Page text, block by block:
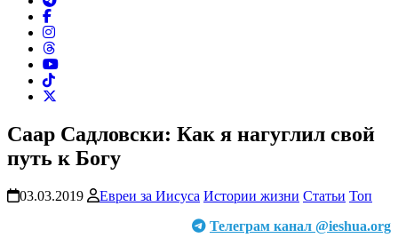
Саар Садловски: Как я нагуглил свой
путь к Богу
03.03.2019 Евреи за Иисуса Истории жизни Статьи Топ
Телеграм канал @ieshua.org